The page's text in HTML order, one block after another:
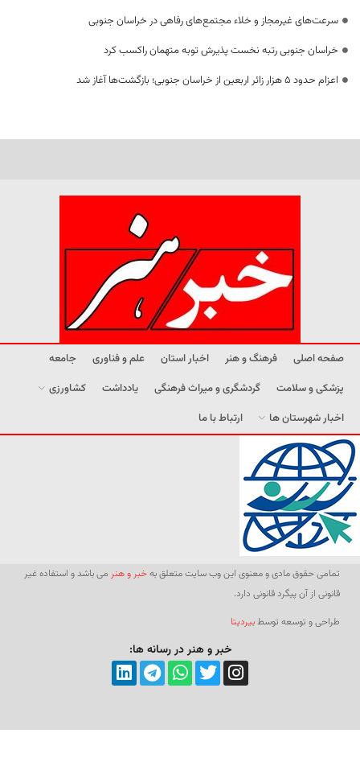
سرعت‌های غیرمجاز و خلاء مجتمع‌های رفاهی در خراسان جنوبی
خراسان جنوبی رتبه نخست پذیرش توبه متهمان راکسب کرد
اعزام حدود 5 هزار زائر اربعین از خراسان جنوبی؛ بازگشت‌ها آغاز شد
صفحه اصلی فرهنگ و هنر اخبار استان علم و فناوری
جامعه
پزشکی و سلامت
گردشگری و میراث فرهنگی یادداشت
کشاورزی
اخبار شهرستان ها
ارتباط با ما
تمامی حقوق مادی و معنوی این وب سایت متعلق بهخبر و هنر می باشد و استفاده غیر
قانونی از آن پیگرد قانونی دارد.
طراحی و توسعه توسطبیردیتا
خبر و هنر در رسانه ها: